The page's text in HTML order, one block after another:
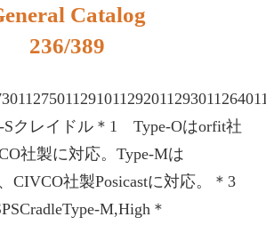
Catalog
236/389
Sクレイドル＊1 Type-Oはorfit社
社製に対応。Type-Mは
CIVCO社製Posicastに対応。＊3
M,High＊